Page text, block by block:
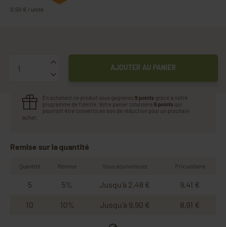
0,50 € / unité
AJOUTER AU PANIER
En achetant ce produit vous gagnerez 9 points grâce à notre
programme de fidélité. Votre panier totalisera 9 points qui
pourront être convertis en bon de réduction pour un prochain
achat.
Remise sur la quantité
Quantité Remise Vous économisez Prix unitaire
5 5% Jusqu'à 2,48 € 9,41 €
10 10% Jusqu'à 9,90 € 8,91 €